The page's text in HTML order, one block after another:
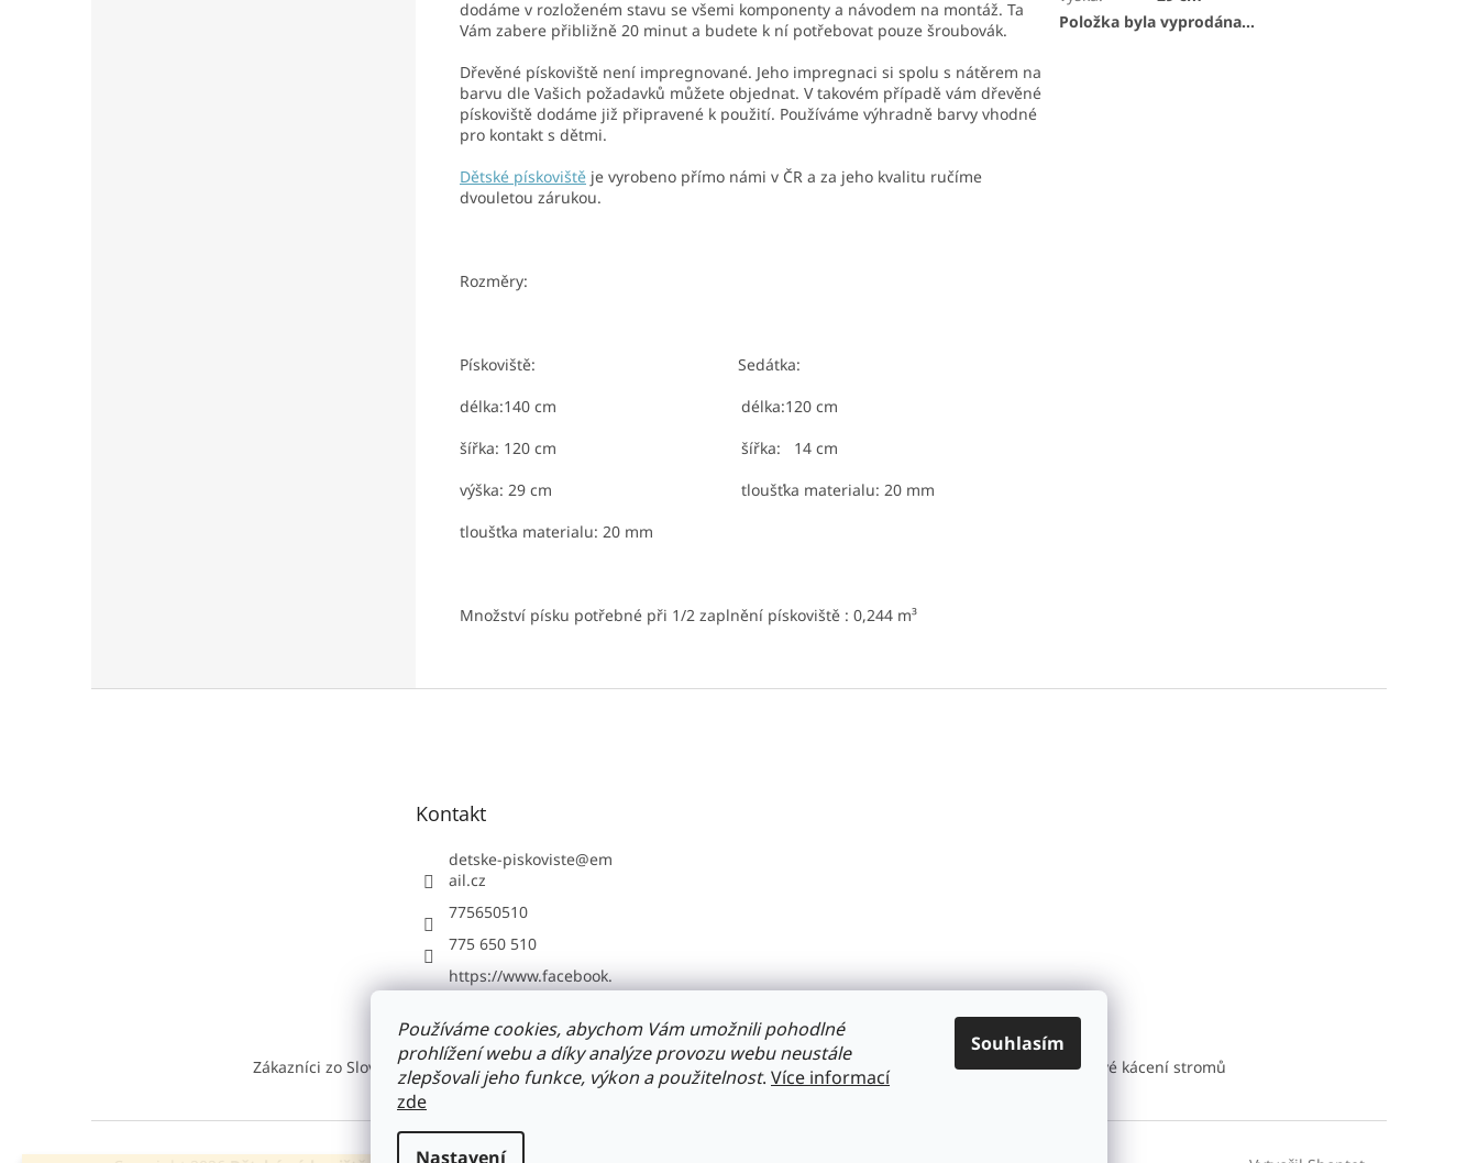
Používáme cookies, abychom Vám umožnili pohodlné
prohlížení webu a díky analýze provozu webu neustále
zlepšovali jeho funkce, výkon a použitelnost. Více informací
zde
Nastavení
Souhlasím
dodáme v rozloženém stavu se všemi komponenty a návodem na montáž. Ta
Vám zabere přibližně 20 minut a budete k ní potřebovat pouze šroubovák.
Dřevěné pískoviště není impregnované. Jeho impregnaci si spolu s nátěrem na
barvu dle Vašich požadavků můžete objednat. V takovém případě vám dřevěné
pískoviště dodáme již připravené k použití. Používáme výhradně barvy vhodné
pro kontakt s dětmi.
Dětské pískoviště je vyrobeno přímo námi v ČR a za jeho kvalitu ručíme
dvouletou zárukou.
Rozměry:
Pískoviště: Sedátka:
délka:140 cm délka:120 cm
šířka: 120 cm šířka: 14 cm
výška: 29 cm tloušťka materialu: 20 mm
tloušťka materialu: 20 mm
Množství písku potřebné při 1/2 zaplnění pískoviště : 0,244 m³
Položka byla vyprodána…
Kontakt
detske-piskoviste@em
ail.cz
775650510
775 650 510
https://www.facebook.
com/detske.piskoviste/
Zákazníci zo Slovenska si naše drevené pieskoviská môžu objednat na Detske-pieskoviska.sk Doporučujeme: Rizikové kácení stromů